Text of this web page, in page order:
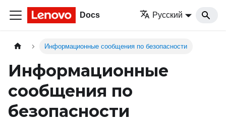
Docs Русский
Информационные сообщения по безопасности
Информационные
сообщения по
безопасности